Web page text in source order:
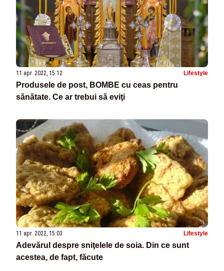
11 apr. 2022, 15:12 Lifestyle
Produsele de post, BOMBE cu ceas pentru
sănătate. Ce ar trebui să eviţi
11 apr. 2022, 15:03 Lifestyle
Adevărul despre sniţelele de soia. Din ce sunt
acestea, de fapt, făcute